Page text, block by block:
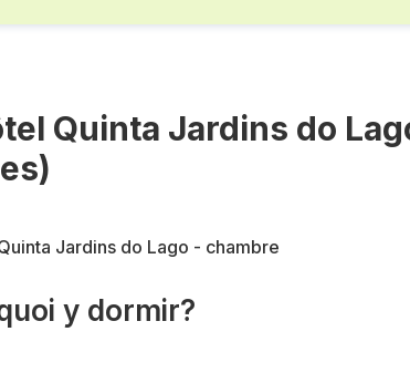
Quinta Jardins do
y dormir?